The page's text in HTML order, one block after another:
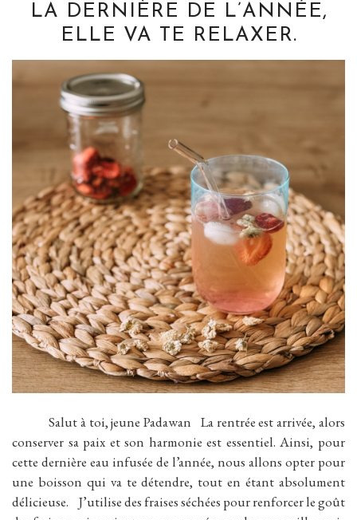
LA DERNIÈRE DE L’ANNÉE,
ELLE VA TE RELAXER.
Salut à toi, jeune Padawan La rentrée est arrivée, alors
conserver sa paix et son harmonie est essentiel. Ainsi, pour
cette dernière eau infusée de l’année, nous allons opter pour
une boisson qui va te détendre, tout en étant absolument
délicieuse. J’utilise des fraises séchées pour renforcer le goût